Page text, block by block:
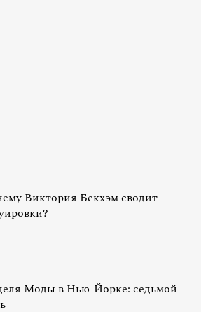
Виктория Бекхэм сводит
Моды в Нью-Йорке: седьмой